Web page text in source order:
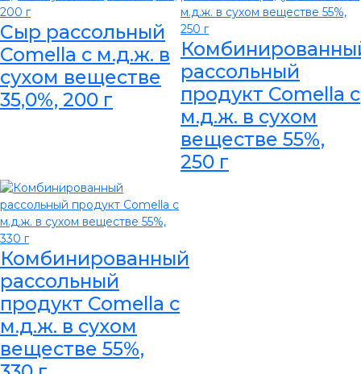
Сыр рассольный
Comella с м.д.ж. в
сухом веществе
35,0%, 200 г
рассольный
продукт Comella с
м.д.ж. в сухом
веществе 55%,
250 г
Комбинированный
рассольный
продукт Comella с
м.д.ж. в сухом
веществе 55%,